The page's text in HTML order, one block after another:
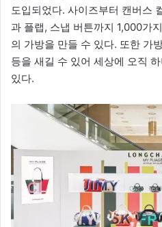
도입되었다. 사이즈부터 캔버스
과 플랩, 스냅 버튼까지 1,000가
의 가방을 만들 수 있다. 또한 가
등을 새길 수 있어 세상에 오직
있다.